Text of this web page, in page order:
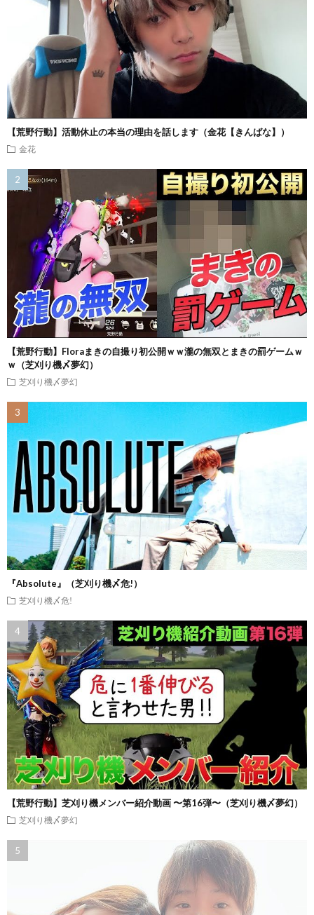
【荒野行動】活動休止の本当の理由を話します（金花【きんばな】）
金花
【荒野行動】Floraまきの自撮り初公開ｗｗ瀧の無双とまきの罰ゲームｗ
ｗ（芝刈り機〆夢幻）
芝刈り機〆夢幻
『Absolute』（芝刈り機〆危!）
芝刈り機〆危!
【荒野行動】芝刈り機メンバー紹介動画 〜第16弾〜（芝刈り機〆夢幻）
芝刈り機〆夢幻